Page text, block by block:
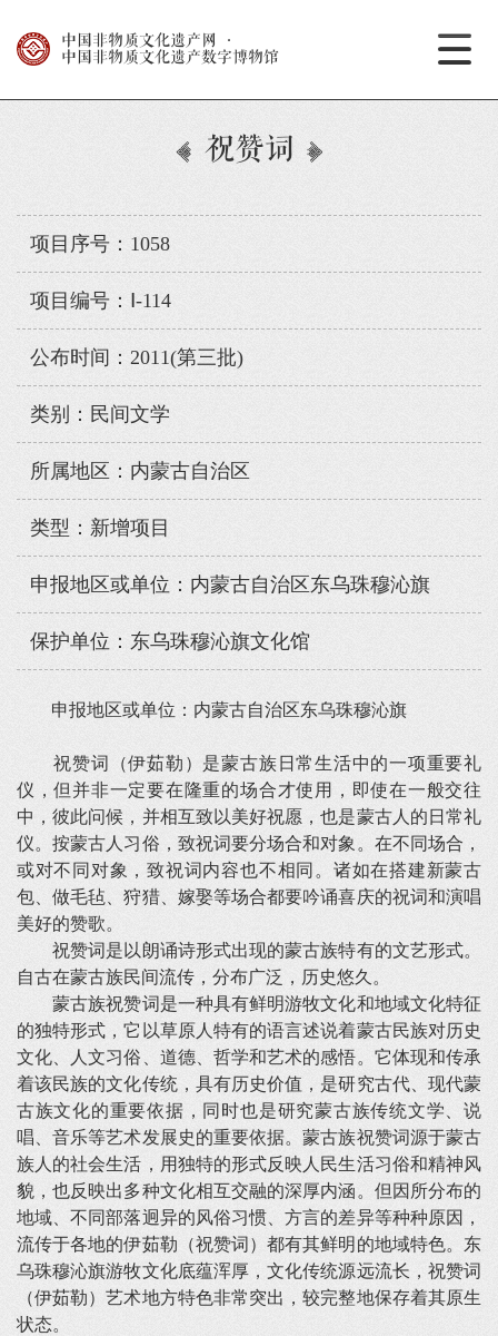
中国非物质文化遗产网
·
中国非物质文化遗产数字博物馆
祝赞词
项目序号：1058
项目编号：Ⅰ-114
公布时间：2011(第三批)
类别：民间文学
所属地区：内蒙古自治区
类型：新增项目
申报地区或单位：内蒙古自治区东乌珠穆沁旗
保护单位：东乌珠穆沁旗文化馆
申报地区或单位：内蒙古自治区东乌珠穆沁旗
祝赞词（伊茹勒）是蒙古族日常生活中的一项重要礼
仪，但并非一定要在隆重的场合才使用，即使在一般交往
中，彼此问候，并相互致以美好祝愿，也是蒙古人的日常礼
仪。按蒙古人习俗，致祝词要分场合和对象。在不同场合，
或对不同对象，致祝词内容也不相同。诸如在搭建新蒙古
包、做毛毡、狩猎、嫁娶等场合都要吟诵喜庆的祝词和演唱
美好的赞歌。
祝赞词是以朗诵诗形式出现的蒙古族特有的文艺形式。
自古在蒙古族民间流传，分布广泛，历史悠久。
蒙古族祝赞词是一种具有鲜明游牧文化和地域文化特征
的独特形式，它以草原人特有的语言述说着蒙古民族对历史
文化、人文习俗、道德、哲学和艺术的感悟。它体现和传承
着该民族的文化传统，具有历史价值，是研究古代、现代蒙
古族文化的重要依据，同时也是研究蒙古族传统文学、说
唱、音乐等艺术发展史的重要依据。蒙古族祝赞词源于蒙古
族人的社会生活，用独特的形式反映人民生活习俗和精神风
貌，也反映出多种文化相互交融的深厚内涵。但因所分布的
地域、不同部落迥异的风俗习惯、方言的差异等种种原因，
流传于各地的伊茹勒（祝赞词）都有其鲜明的地域特色。东
乌珠穆沁旗游牧文化底蕴浑厚，文化传统源远流长，祝赞词
（伊茹勒）艺术地方特色非常突出，较完整地保存着其原生
状态。